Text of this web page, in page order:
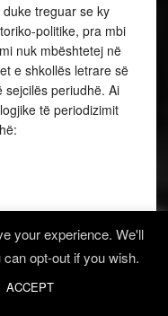
treguar se ky
politike, pra mbi
nuk mbështetej në
e shkollës letrare së
periudhë. Ai
të periodizimit
your experience. We'll
opt-out if you wish.
ACCEPT